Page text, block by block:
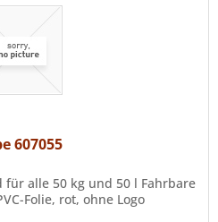
607055
alle 50 kg und 50 l Fahrbare
Folie, rot, ohne Logo